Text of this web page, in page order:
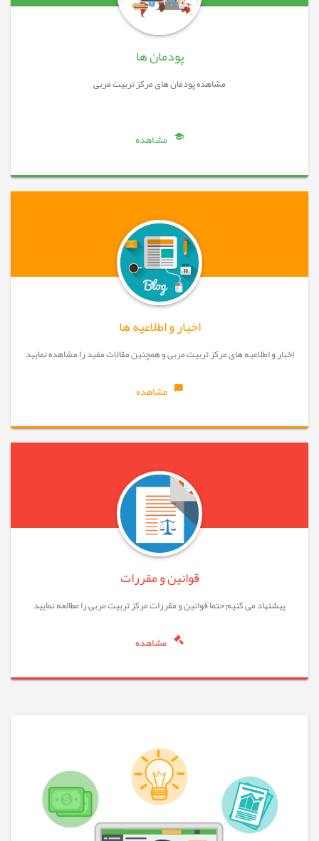
پودمان ها
مشاهده پودمان های مرکز تربیت مربی
مشاهده
اخبار و اطلاعیه ها
اخبار و اطلاعیه های مرکز تربیت مربی و همچنین مقالات مفید را مشاهده نمایید
مشاهده
قوانین و مقررات
پیشنهاد می کنیم حتما قوانین و مقررات مرکز تربیت مربی را مطالعه نمایید
مشاهده